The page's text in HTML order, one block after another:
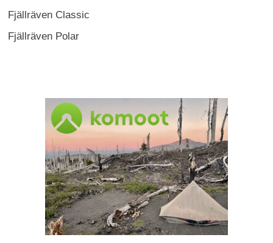
Fjällräven Classic
Fjällräven Polar